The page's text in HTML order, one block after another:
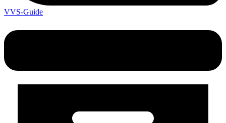
VVS-Guide